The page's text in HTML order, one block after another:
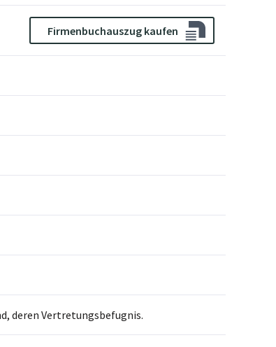
Firmenbuchauszug kaufen
deren Vertretungsbefugnis.